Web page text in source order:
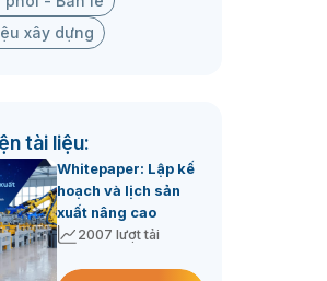
xây dựng
tài liệu:
Whitepaper: Lập kế
hoạch và lịch sản
xuất nâng cao
2007 lượt tải